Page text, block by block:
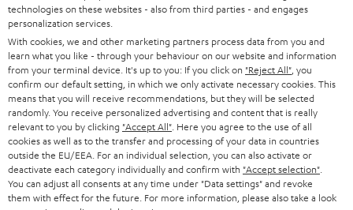
u
n
g
SMART HOME
BLUETOOTH-LAUTSPRECHER
KOPFHÖRER
BLUETOOTH-KOPFHÖRER
STEREOANLAGEN
KARRIERE
PRESSE & MARKETING
GESCHÄFTSKUNDEN
PARTNERPROGRAMM
BLOG
NEWSLETTER
DEUTSCHLAND
ÖSTERREICH
SCHWEIZ
NIEDERLANDE
BELGIEN
technologies on these websites - also from third parties - and engages
personalization services.
With cookies, we and other marketing partners process data from you and
learn what you like - through your behaviour on our website and information
from your terminal device. It's up to you: If you click on "Reject All" , you
confirm our default setting, in which we only activate necessary cookies. This
means that you will receive recommendations, but they will be selected
randomly. You receive personalized advertising and content that is really
relevant to you by clicking "Accept All" . Here you agree to the use of all
cookies as well as to the transfer and processing of your data in countries
outside the EU/EEA. For an individual selection, you can also activate or
deactivate each category individually and confirm with "Accept selection"
You can adjust all consents at any time under "Data settings" and revoke
them with effect for the future. For more information, please also take a look